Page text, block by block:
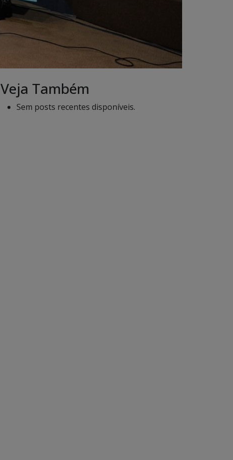
Veja Também
Sem posts recentes disponíveis.